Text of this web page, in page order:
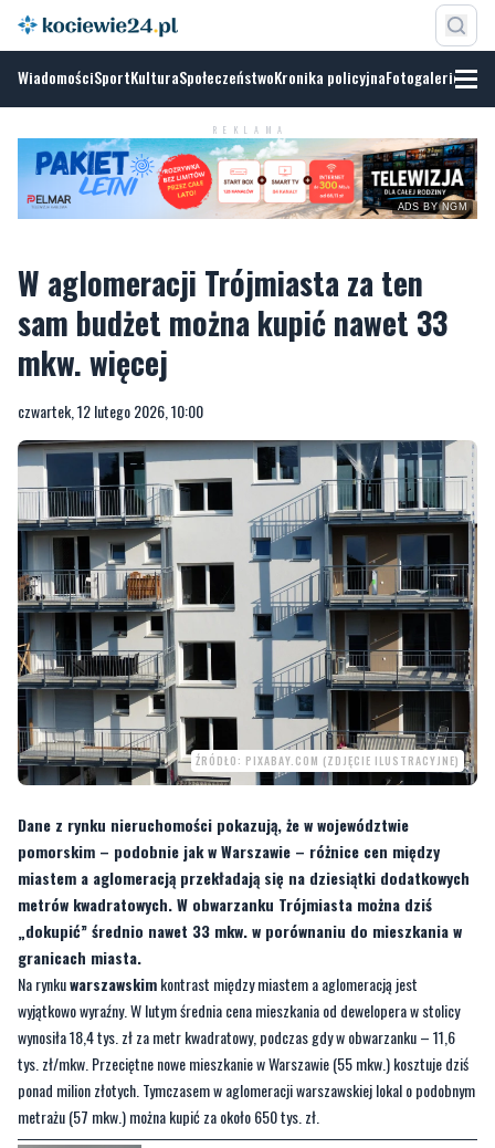
WiadomościSportKulturaSpołeczeństwoKronika policyjnaFotogalerie
REKLAMA
ADS BY NGM
W aglomeracji Trójmiasta za ten
sam budżet można kupić nawet 33
mkw. więcej
czwartek, 12 lutego 2026, 10:00
ŹRÓDŁO: PIXABAY.COM (ZDJĘCIE ILUSTRACYJNE)
Dane z rynku nieruchomości pokazują, że w województwie
pomorskim – podobnie jak w Warszawie – różnice cen między
miastem a aglomeracją przekładają się na dziesiątki dodatkowych
metrów kwadratowych. W obwarzanku Trójmiasta można dziś
„dokupić” średnio nawet 33 mkw. w porównaniu do mieszkania w
granicach miasta.
Na rynkuwarszawskimkontrast między miastem a aglomeracją jest
wyjątkowo wyraźny. W lutym średnia cena mieszkania od dewelopera w stolicy
wynosiła 18,4 tys. zł za metr kwadratowy, podczas gdy w obwarzanku – 11,6
tys. zł/mkw. Przeciętne nowe mieszkanie w Warszawie (55 mkw.) kosztuje dziś
ponad milion złotych. Tymczasem w aglomeracji warszawskiej lokal o podobnym
metrażu (57 mkw.) można kupić za około 650 tys. zł.